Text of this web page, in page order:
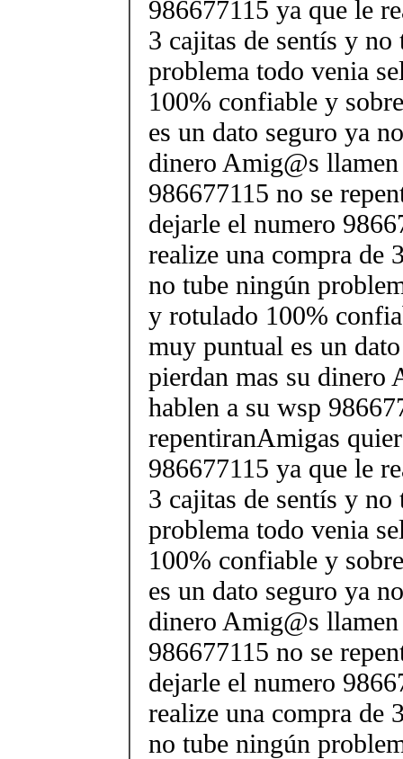
986677115 ya que le
3 cajitas de sentís y no
problema todo venia
100% confiable y
es un dato seguro ya
dinero Amig@s
986677115 no se
dejarle el numero
realize una compra de
no tube ningún
y rotulado 100%
muy puntual es un
pierdan mas su dinero
hablen a su wsp
repentiranAmigas
986677115 ya que le
3 cajitas de sentís y no
problema todo venia
100% confiable y
es un dato seguro ya
dinero Amig@s
986677115 no se
dejarle el numero
realize una compra de
no tube ningún